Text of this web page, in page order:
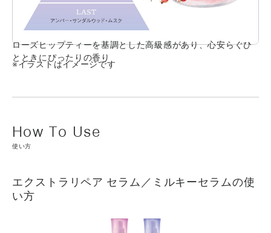
ローズヒップティーを基調とした高級感があり、心安らぐひ
とときにぴったりの香り
※イラストはイメージです
使い方
エクストラリペア セラム／ミルキーセラムの使
い方